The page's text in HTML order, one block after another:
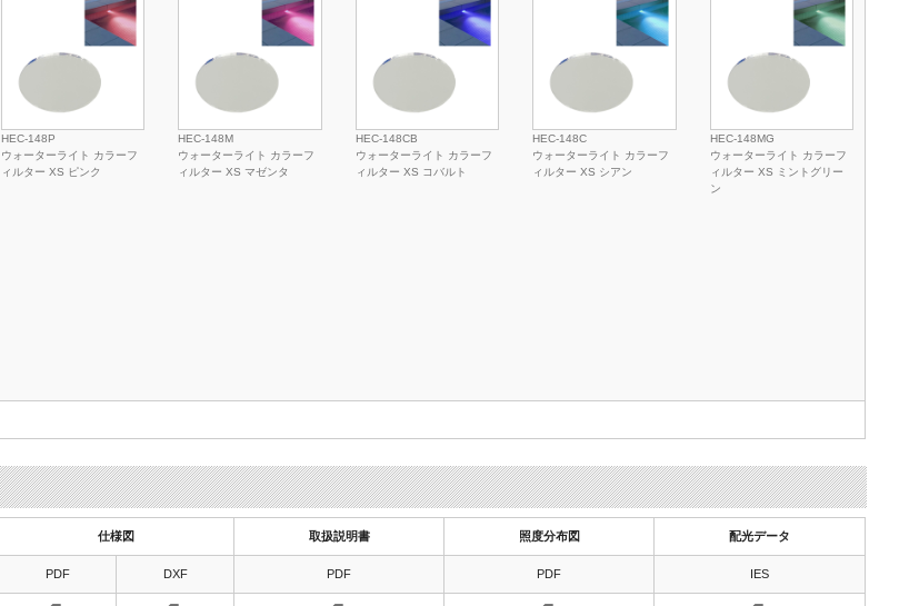
HEC-148P
ウォーターライト カラーフ
ィルター XS ピンク
HEC-148M
ウォーターライト カラーフ
ィルター XS マゼンタ
HEC-148CB
ウォーターライト カラーフ
ィルター XS コバルト
HEC-148C
ウォーターライト カラーフ
ィルター XS シアン
HEC-148MG
ウォーターライト カラーフ
ィルター XS ミントグリー
ン
仕様図 取扱説明書 照度分布図 配光データ
PDF DXF PDF PDF IES